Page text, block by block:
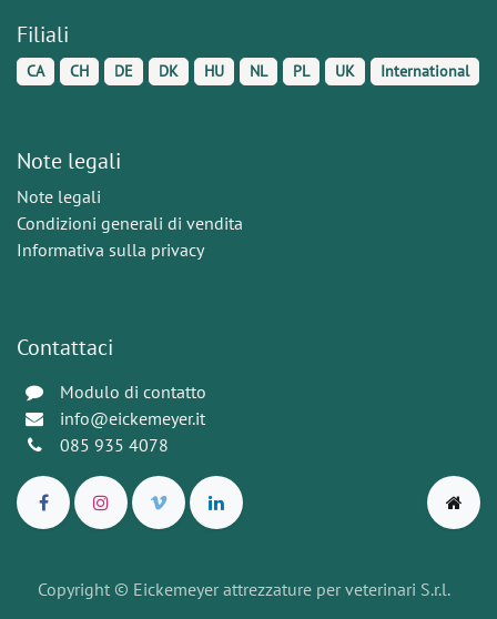
Filiali
CA CH DE DK HU NL PL UK International
Note legali
Note legali
Condizioni generali di vendita
Informativa sulla privacy
Contattaci
Modulo di contatto
info@eickemeyer.it
085 935 4078
Copyright © Eickemeyer attrezzature per veterinari S.r.l.